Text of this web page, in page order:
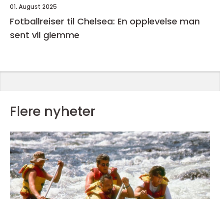
01. August 2025
Fotballreiser til Chelsea: En opplevelse man
sent vil glemme
Flere nyheter